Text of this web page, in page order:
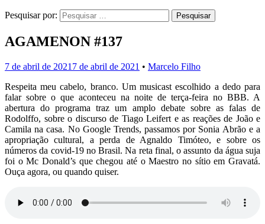
Pesquisar por:
AGAMENON #137
7 de abril de 2021 7 de abril de 2021 • Marcelo Filho
Respeita meu cabelo, branco. Um musicast escolhido a dedo para
falar sobre o que aconteceu na noite de terça-feira no BBB. A
abertura do programa traz um amplo debate sobre as falas de
Rodolffo, sobre o discurso de Tiago Leifert e as reações de João e
Camila na casa. No Google Trends, passamos por Sonia Abrão e a
apropriação cultural, a perda de Agnaldo Timóteo, e sobre os
números da covid-19 no Brasil. Na reta final, o assunto da água suja
foi o Mc Donald’s que chegou até o Maestro no sítio em Gravatá.
Ouça agora, ou quando quiser.